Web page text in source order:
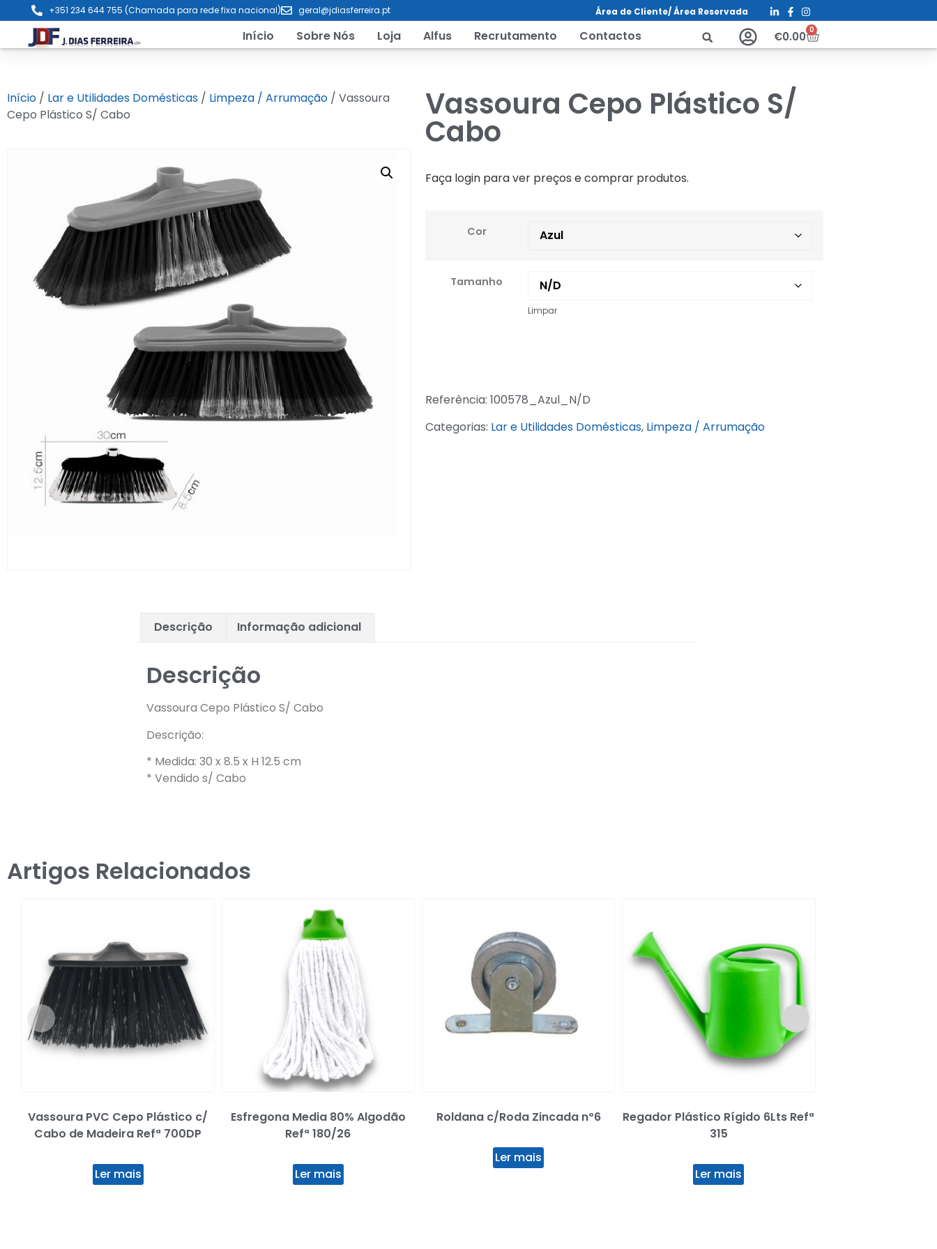
+351 234 644 755 (Chamada para rede fixa nacional) geral@jdiasferreira.pt Área de Cliente/ Área Reservada
Início Sobre Nós Loja Alfus Recrutamento Contactos €0.00 0
Início / Lar e Utilidades Domésticas / Limpeza / Arrumação / Vassoura
Cepo Plástico S/ Cabo
Vassoura Cepo Plástico S/
Cabo
Faça login para ver preços e comprar produtos.
Cor
Tamanho
Limpar
Referência: 100578_Azul_N/D
Categorias: Lar e Utilidades Domésticas, Limpeza / Arrumação
Descrição Informação adicional
Descrição
Vassoura Cepo Plástico S/ Cabo
Descrição:
* Medida: 30 x 8.5 x H 12.5 cm
* Vendido s/ Cabo
Artigos Relacionados
Vassoura PVC Cepo Plástico c/
Cabo de Madeira Refª 700DP
Ler mais
Esfregona Media 80% Algodão
Refª 180/26
Ler mais
Roldana c/Roda Zincada nº6
Ler mais
Regador Plástico Rígido 6Lts Refª
315
Ler mais